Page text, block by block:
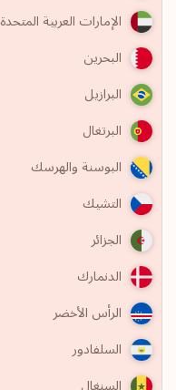
الإمارات العربية المتحدة
البحرين
البرازيل
البرتغال
البوسنة والهرسك
التشيك
الجزائر
الدنمارك
الرأس الأخضر
السلفادور